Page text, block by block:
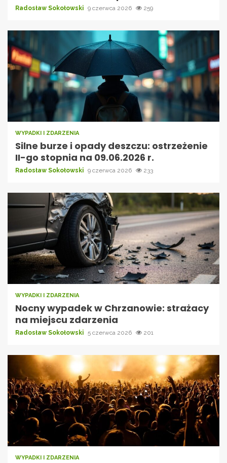
Radosław Sokołowski 9 czerwca 2026 259
WYPADKI I ZDARZENIA
Silne burze i opady deszczu: ostrzeżenie
II-go stopnia na 09.06.2026 r.
Radosław Sokołowski 9 czerwca 2026 233
WYPADKI I ZDARZENIA
Nocny wypadek w Chrzanowie: strażacy
na miejscu zdarzenia
Radosław Sokołowski 5 czerwca 2026 201
WYPADKI I ZDARZENIA